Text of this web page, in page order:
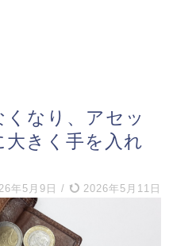
なり、アセッ
大きく手を入れ
年5月9日 / 2026年5月11日